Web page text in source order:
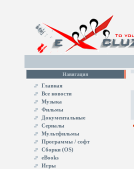
Навигация
Главная
Все новости
Музыка
Фильмы
Документальные
Сериалы
Мультфильмы
Программы / софт
Сборки (OS)
eBooks
Игры